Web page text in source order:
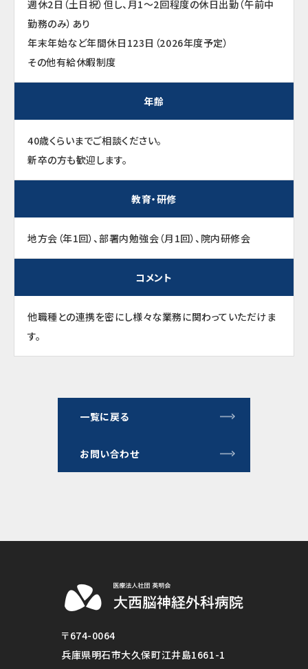
週休2日（土日祝）但し、月1～2回程度の休日出勤（午前中
勤務のみ）あり
年末年始など年間休日123日（2026年度予定）
その他有給休暇制度
年齢
40歳くらいまでご相談ください。
新卒の方も歓迎します。
教育・研修
地方会（年1回）、部署内勉強会（月1回）、院内研修会
コメント
他職種との連携を密にし様々な業務に関わっていただけま
す。
一覧に戻る
お問い合わせ
〒674-0064
兵庫県明石市大久保町江井島1661-1